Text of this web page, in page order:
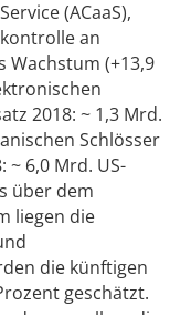
(ACaaS),
an
(+13,9
2018: ~ 1,3 Mrd.
Schlösser
~ 6,0 Mrd. US-
über dem
liegen die
die künftigen
geschätzt.